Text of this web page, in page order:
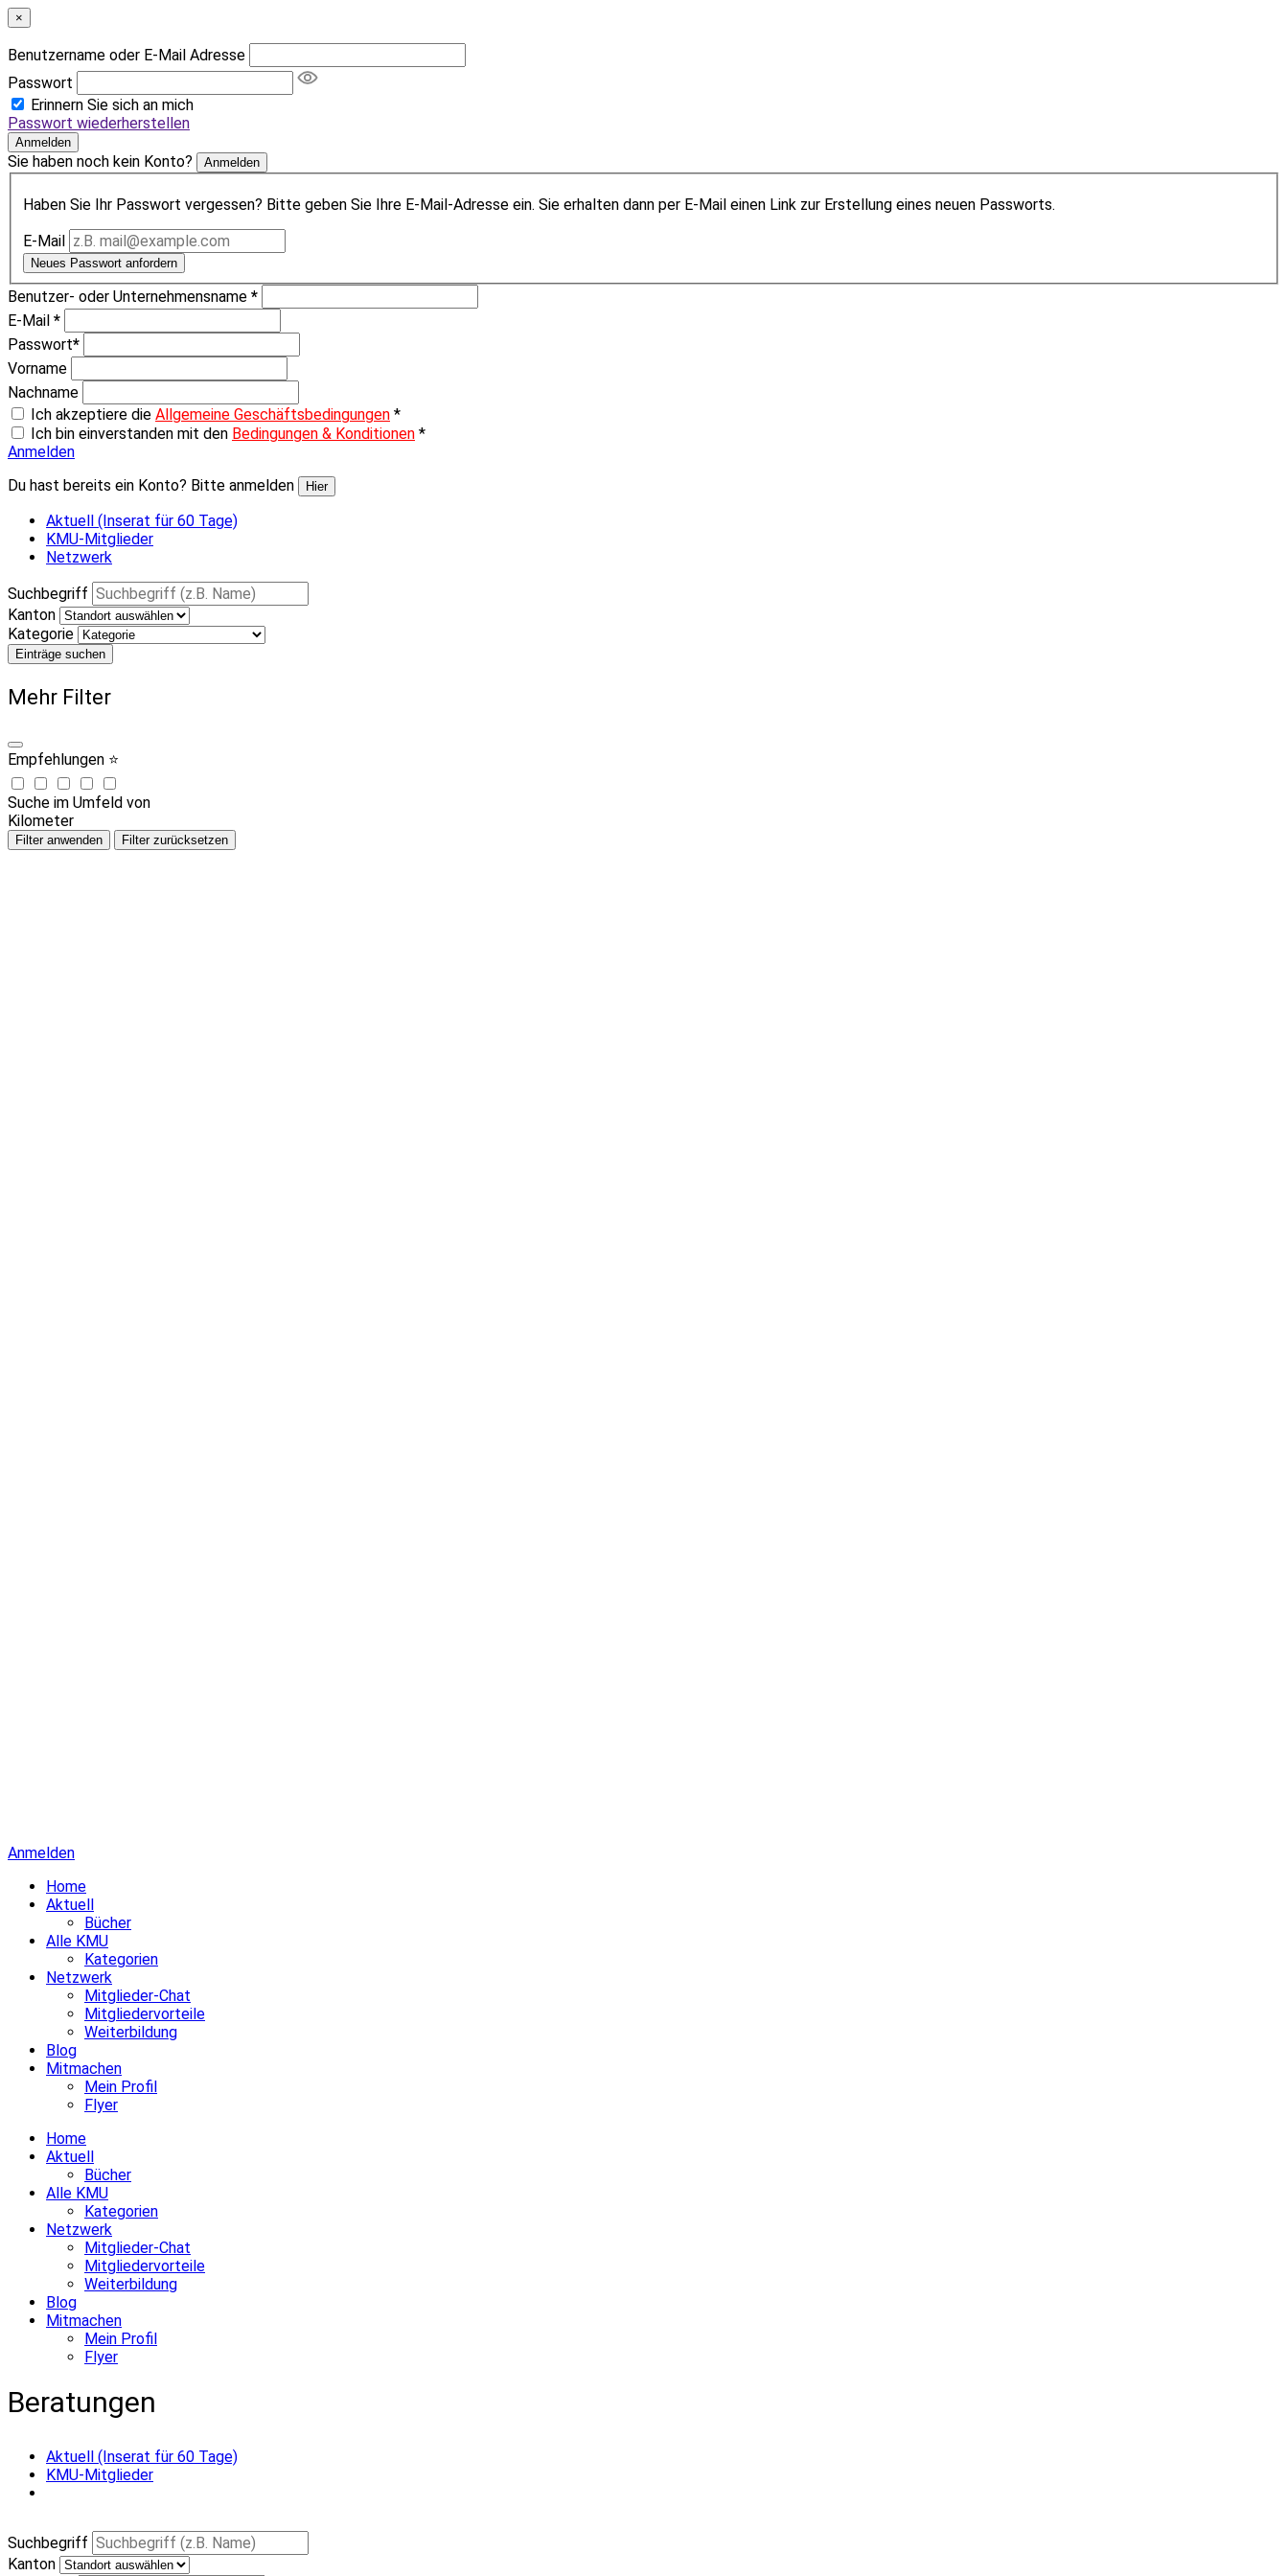
×
Benutzername oder E-Mail Adresse
Passwort
Erinnern Sie sich an mich
Passwort wiederherstellen
Anmelden
Sie haben noch kein Konto? Anmelden
Haben Sie Ihr Passwort vergessen? Bitte geben Sie Ihre E-Mail-Adresse ein. Sie erhalten dann per E-Mail einen Link zur Erstellung eines neuen Passworts.
E-Mail
Neues Passwort anfordern
Benutzer- oder Unternehmensname *
E-Mail *
Passwort*
Vorname
Nachname
Ich akzeptiere die Allgemeine Geschäftsbedingungen *
Ich bin einverstanden mit den Bedingungen & Konditionen *
Anmelden
Du hast bereits ein Konto? Bitte anmelden
Hier
Aktuell (Inserat für 60 Tage)
KMU-Mitglieder
Netzwerk
Suchbegriff
Kanton
Kategorie
Einträge suchen
Mehr Filter
Empfehlungen ⭐
Suche im Umfeld von
Kilometer
Filter anwenden Filter zurücksetzen
Anmelden
Home
Aktuell
Bücher
Alle KMU
Kategorien
Netzwerk
Mitglieder-Chat
Mitgliedervorteile
Weiterbildung
Blog
Mitmachen
Mein Profil
Flyer
Home
Aktuell
Bücher
Alle KMU
Kategorien
Netzwerk
Mitglieder-Chat
Mitgliedervorteile
Weiterbildung
Blog
Mitmachen
Mein Profil
Flyer
Beratungen
Aktuell (Inserat für 60 Tage)
KMU-Mitglieder
Suchbegriff
Kanton